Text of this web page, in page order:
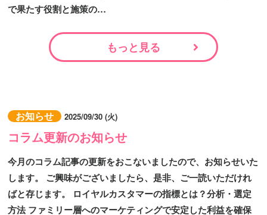
で果たす役割と施策の…
もっと見る
お知らせ 2025/09/30 (火)
コラム更新のお知らせ
今月のコラム記事の更新をおこないましたので、お知らせいた
します。 ご興味がございましたら、是非、ご一読いただけれ
ばと存じます。 ロイヤルカスタマーの指標とは？分析・選定
方法 ファミリー層へのマーケティングで安定した利益を確保